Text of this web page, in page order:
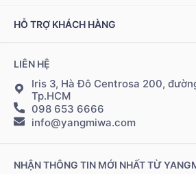
Bộ kiểm tra NAD +
Tuyển dụng
Điều khoản sử dụng
Chính sách đại lý
HỖ TRỢ KHÁCH HÀNG
Đặt hàng & thanh toán
Giao hàng & vận chuyển
Hệ thống điểm bán
LIÊN HỆ
Iris 3, Hà Đô Centrosa 200,
Tp.HCM
098 653 6666
info@yangmiwa.com
NHẬN THÔNG TIN MỚI NHẤT TỪ